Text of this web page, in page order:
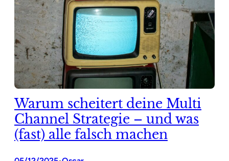
Warum scheitert deine Multi
Channel Strategie – und was
(fast) alle falsch machen